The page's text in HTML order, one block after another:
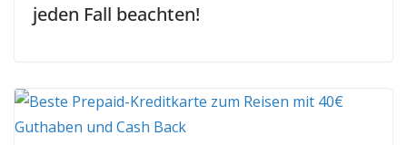
jeden Fall beachten!